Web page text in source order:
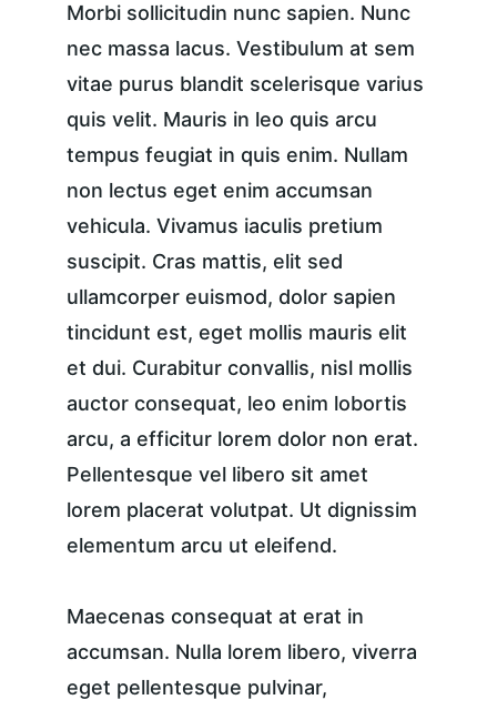
Morbi sollicitudin nunc sapien. Nunc
nec massa lacus. Vestibulum at sem
vitae purus blandit scelerisque varius
quis velit. Mauris in leo quis arcu
tempus feugiat in quis enim. Nullam
non lectus eget enim accumsan
vehicula. Vivamus iaculis pretium
suscipit. Cras mattis, elit sed
ullamcorper euismod, dolor sapien
tincidunt est, eget mollis mauris elit
et dui. Curabitur convallis, nisl mollis
auctor consequat, leo enim lobortis
arcu, a efficitur lorem dolor non erat.
Pellentesque vel libero sit amet
lorem placerat volutpat. Ut dignissim
elementum arcu ut eleifend.
Maecenas consequat at erat in
accumsan. Nulla lorem libero, viverra
eget pellentesque pulvinar,